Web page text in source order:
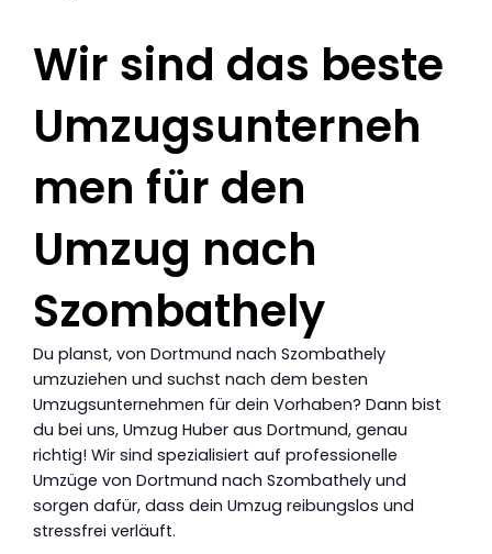
Wir sind das beste
Umzugsunterneh
men für den
Umzug nach
Szombathely
Du planst, von Dortmund nach Szombathely
umzuziehen und suchst nach dem besten
Umzugsunternehmen für dein Vorhaben? Dann bist
du bei uns, Umzug Huber aus Dortmund, genau
richtig! Wir sind spezialisiert auf professionelle
Umzüge von Dortmund nach Szombathely und
sorgen dafür, dass dein Umzug reibungslos und
stressfrei verläuft.